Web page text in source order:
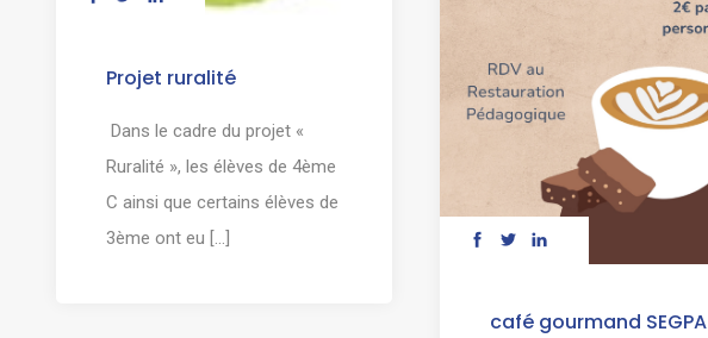
Projet ruralité
Dans le cadre du projet «
Ruralité », les élèves de 4ème
C ainsi que certains élèves de
3ème ont eu [...]
café gourmand SEGPA